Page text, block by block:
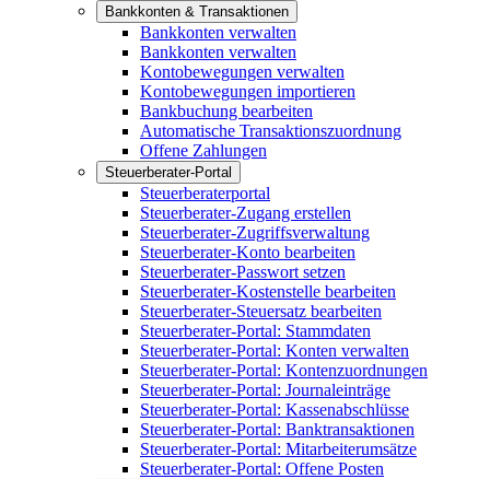
Bankkonten & Transaktionen
Bankkonten verwalten
Bankkonten verwalten
Kontobewegungen verwalten
Kontobewegungen importieren
Bankbuchung bearbeiten
Automatische Transaktionszuordnung
Offene Zahlungen
Steuerberater-Portal
Steuerberaterportal
Steuerberater-Zugang erstellen
Steuerberater-Zugriffsverwaltung
Steuerberater-Konto bearbeiten
Steuerberater-Passwort setzen
Steuerberater-Kostenstelle bearbeiten
Steuerberater-Steuersatz bearbeiten
Steuerberater-Portal: Stammdaten
Steuerberater-Portal: Konten verwalten
Steuerberater-Portal: Kontenzuordnungen
Steuerberater-Portal: Journaleinträge
Steuerberater-Portal: Kassenabschlüsse
Steuerberater-Portal: Banktransaktionen
Steuerberater-Portal: Mitarbeiterumsätze
Steuerberater-Portal: Offene Posten